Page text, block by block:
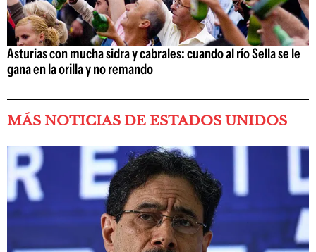
Asturias con mucha sidra y cabrales: cuando al río Sella se le
gana en la orilla y no remando
MÁS NOTICIAS DE ESTADOS UNIDOS